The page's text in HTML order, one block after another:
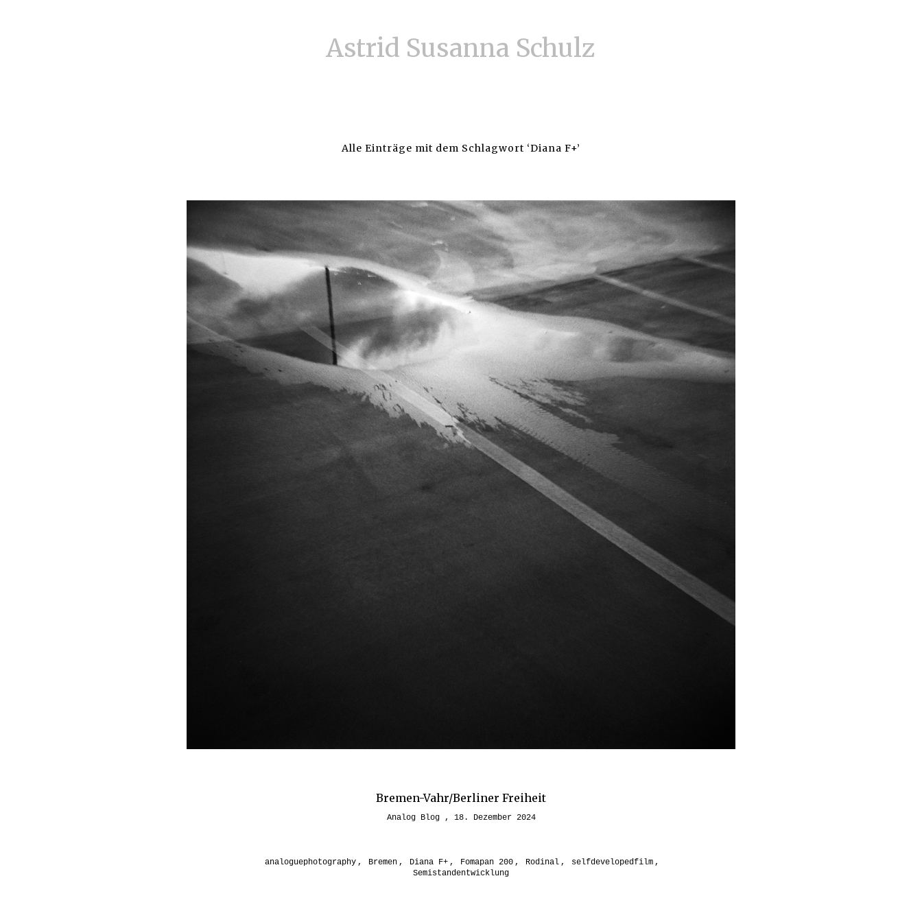
Astrid Susanna Schulz
Alle Einträge mit dem Schlagwort ‘Diana F+’
Bremen-Vahr/Berliner Freiheit
Analog Blog 18. Dezember 2024
analoguephotography , Bremen , Diana F+ , Fomapan 200 , Rodinal , selfdevelopedfilm ,
Semistandentwicklung